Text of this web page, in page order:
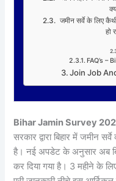
जमीन सर्वे के लिए
हो
FAQ’s –
Join Job
Bihar Jamin Survey
सरकार द्वारा बिहार में जमीन
है। नई अपडेट के अनुसार अब
कर दिया गया है। 3 महीने के लिए